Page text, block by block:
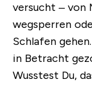
versucht – von
wegsperren
Schlafen
in Betracht
Wusstest Du,